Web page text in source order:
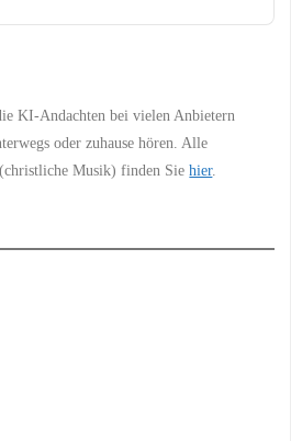
KI-Andachten bei vielen Anbietern
oder zuhause hören. Alle
Musik) finden Siehier.